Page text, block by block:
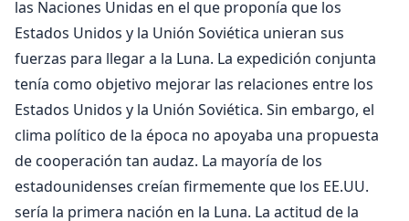
las Naciones Unidas en el que proponía que los
Estados Unidos y la Unión Soviética unieran sus
fuerzas para llegar a la Luna. La expedición conjunta
tenía como objetivo mejorar las relaciones entre los
Estados Unidos y la Unión Soviética. Sin embargo, el
clima político de la época no apoyaba una propuesta
de cooperación tan audaz. La mayoría de los
estadounidenses creían firmemente que los EE.UU.
sería la primera nación en la Luna. La actitud de la